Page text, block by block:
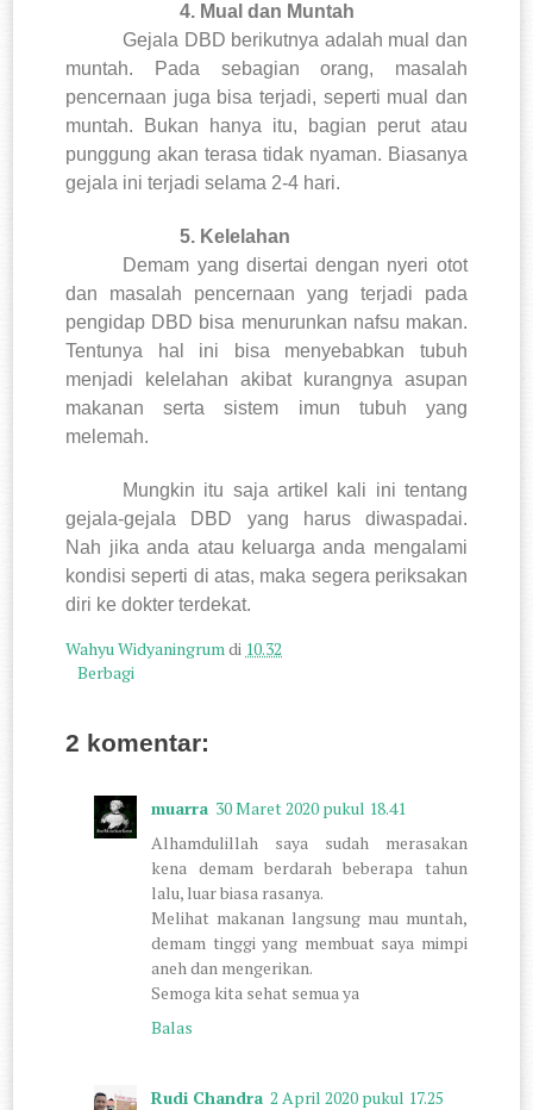
4. Mual dan Muntah
Gejala DBD berikutnya adalah mual dan
muntah.
Pada sebagian orang, masalah
pencernaan juga bisa terjadi, seperti mual dan
muntah. Bukan hanya itu, bagian perut atau
punggung akan terasa tidak nyaman. Biasanya
gejala ini terjadi selama 2-4 hari.
5. Kelelahan
Demam yang disertai dengan nyeri otot
dan masalah pencernaan yang terjadi pada
pengidap DBD bisa menurunkan nafsu makan.
Tentunya hal ini bisa menyebabkan tubuh
menjadi kelelahan akibat kurangnya asupan
makanan serta sistem imun tubuh yang
melemah.
Mungkin itu saja artikel kali ini tentang
gejala-gejala DBD yang harus diwaspadai.
Nah jika anda atau keluarga anda mengalami
kondisi seperti di atas, maka segera periksakan
diri ke dokter terdekat.
Wahyu Widyaningrumdi 10.32
Berbagi
2 komentar:
muarra 30 Maret 2020 pukul 18.41
Alhamdulillah saya sudah merasakan
kena demam berdarah beberapa tahun
lalu, luar biasa rasanya.
Melihat makanan langsung mau muntah,
demam tinggi yang membuat saya mimpi
aneh dan mengerikan.
Semoga kita sehat semua ya
Balas
Rudi Chandra 2 April 2020 pukul 17.25